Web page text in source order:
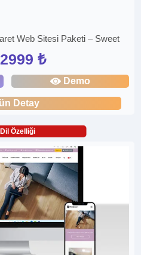
Web Sitesi Paketi – Sweet
2999 ₺
Demo
Detay
Özelliği